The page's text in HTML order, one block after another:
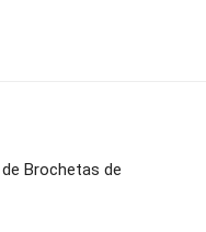
Brochetas de